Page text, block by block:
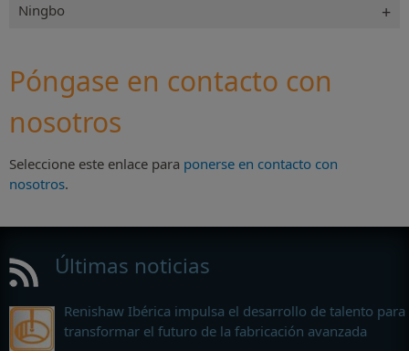
Ningbo
Póngase en contacto con
nosotros
Seleccione este enlace para ponerse en contacto con
nosotros.
Últimas noticias
Renishaw Ibérica impulsa el desarrollo de talento para
transformar el futuro de la fabricación avanzada